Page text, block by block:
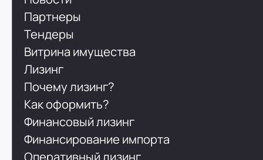
Партнеры
Тендеры
Витрина имущества
Лизинг
Почему лизинг?
Как оформить?
Финансовый лизинг
Финансирование импорта